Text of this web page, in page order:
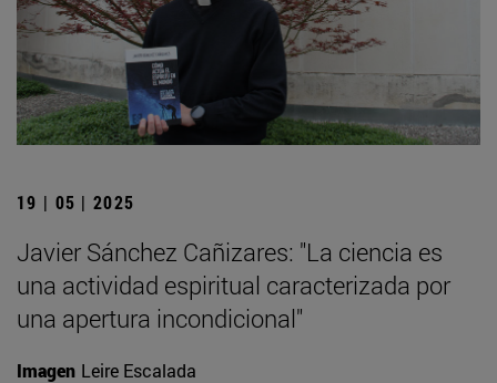
19 | 05 | 2025
Javier Sánchez Cañizares: "La ciencia es
una actividad espiritual caracterizada por
una apertura incondicional"
Imagen Leire Escalada